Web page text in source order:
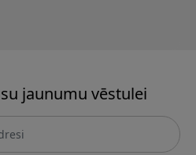
jaunumu vēstulei